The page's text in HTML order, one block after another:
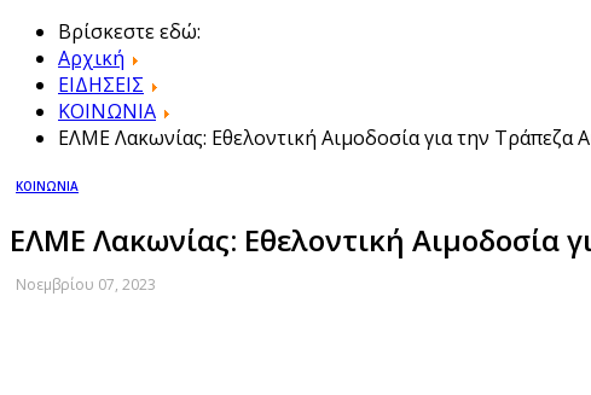
Βρίσκεστε εδώ:
Αρχική
ΕΙΔΗΣΕΙΣ
ΚΟΙΝΩΝΙΑ
ΕΛΜΕ Λακωνίας: Εθελοντική Αιμοδοσία για την Τράπεζα
ΚΟΙΝΩΝΙΑ
ΕΛΜΕ Λακωνίας: Εθελοντική Αιμοδοσία
Νοεμβρίου 07, 2023